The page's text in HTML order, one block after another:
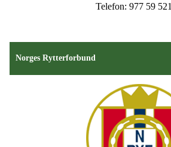
Telefon: 977 59 521
Norges Rytterforbund